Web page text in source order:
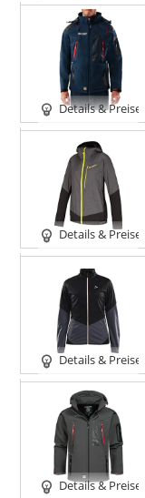
Details & Preise
Details & Preise
Details & Preise
Details & Preise